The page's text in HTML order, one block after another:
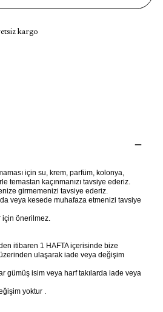
kargo
için su, krem, parfüm, kolonya,
temastan kaçınmanızı tavsiye ederiz.
girmemenizi tavsiye ederiz.
veya kesede muhafaza etmenizi tavsiye
için önerilmez.
itibaren 1 HAFTA içerisinde bize
ulaşarak iade veya değişim
gümüş isim veya harf takılarda iade veya
yoktur .